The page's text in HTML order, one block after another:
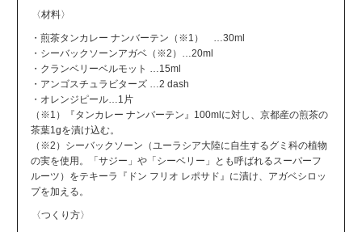
〈材料〉
・煎茶タンカレー ナンバーテン（※1） …30ml
・シーバックソーンアガベ（※2）…20ml
・クランベリーベルモット …15ml
・アンゴスチュラビターズ …2 dash
・オレンジピール…1片
（※1）『タンカレー ナンバーテン』100mlに対し、京都産の煎茶の
茶葉1gを漬け込む。
（※2）シーバックソーン（ユーラシア大陸に自生するグミ科の植物
の実を使用。「サジー」や「シーベリー」とも呼ばれるスーパーフ
ルーツ）をテキーラ『ドン フリオ レポサド』に漬け、アガベシロッ
プを加える。
〈つくり方〉